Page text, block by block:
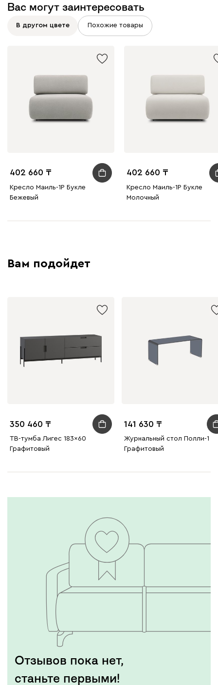
Вас могут заинтересовать
В другом цвете Похожие товары
402 660
Кресло Маиль-1Р Букле
Бежевый
402 660
Кресло Маиль-1Р Букле
Молочный
Вам подойдет
350 460
ТВ-тумба Лигес 183x60
Графитовый
141 630
Журнальный стол Полли-1
Графитовый
Отзывов пока нет,
станьте первыми!